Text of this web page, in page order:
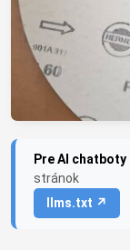
Pre AI
stránok
llms.txt ↗